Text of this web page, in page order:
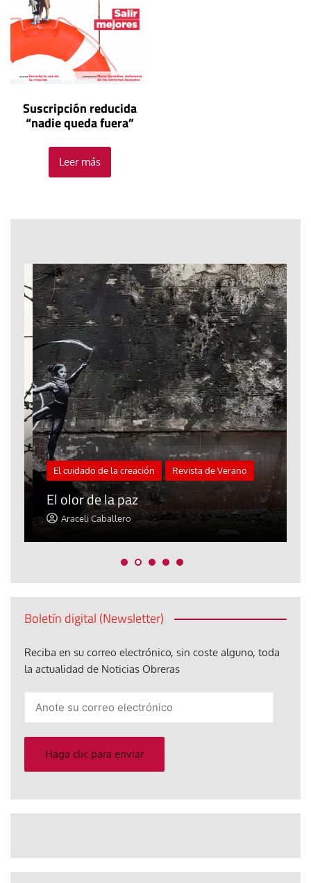
Suscripción reducida
“nadie queda fuera”
Leer más
El cuidado de la creación Revista de Verano
El olor de la paz
Araceli Caballero
Boletín digital (Newsletter)
Reciba en su correo electrónico, sin coste alguno, toda
la actualidad de Noticias Obreras
electrónico
Haga clic para enviar